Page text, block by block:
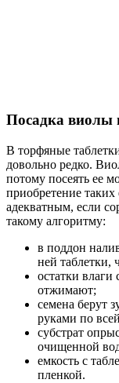
Посадка виолы
В торфяные
довольно редко.
потому посеять ее
приобретение таких
адекватным, если
такому алгоритму:
в поддон
ней таблетки,
остатки влаги
отжимают;
семена берут
руками по
субстрат
очищенной
емкость с
пленкой.